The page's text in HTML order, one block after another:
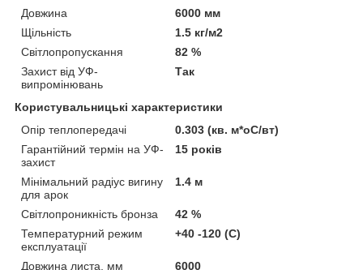
Довжина
6000 мм
Щільність
1.5 кг/м2
Світлопропускання
82 %
Захист від УФ-
випромінювань
Так
Користувальницькі характеристики
Опір теплопередачі
0.303 (кв. м*оС/вт)
Гарантійний термін на УФ-
захист
15 років
Мінімальний радіус вигину
для арок
1.4 м
Світлопроникність бронза
42 %
Температурний режим
експлуатації
+40 -120 (С)
Довжина листа, мм
6000